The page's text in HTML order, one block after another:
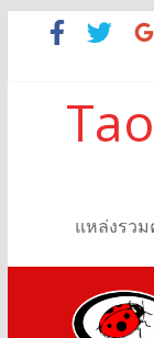
แหล่งรวม